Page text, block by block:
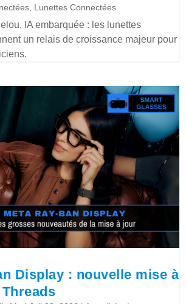
Lunettes Connectées
IA embarquée : les lunettes
un relais de croissance majeur pour
Display : nouvelle mise à